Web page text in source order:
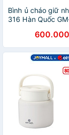
Bình ủ cháo giữ
316 Hàn Quốc
Thìa Inox gấp gọn